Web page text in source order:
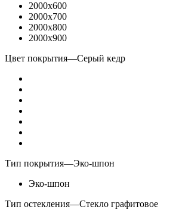
2000x600
2000x700
2000x800
2000x900
Цвет покрытия—Серый кедр
Тип покрытия—Эко-шпон
Эко-шпон
Тип остекления—Стекло графитовое